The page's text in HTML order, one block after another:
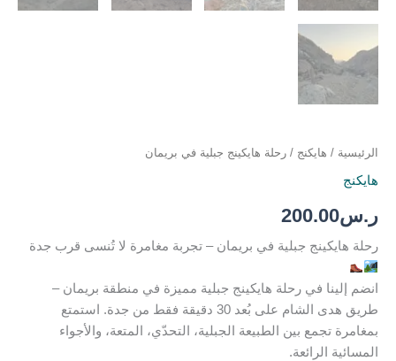
الرئيسية / هايكنج / رحلة هايكينج جبلية في بريمان
هايكنج
ر.س200.00
رحلة هايكينج جبلية في بريمان – تجربة مغامرة لا تُنسى قرب جدة
انضم إلينا في رحلة هايكينج جبلية مميزة في منطقة بريمان –
طريق هدى الشام على بُعد 30 دقيقة فقط من جدة. استمتع
بمغامرة تجمع بين الطبيعة الجبلية، التحدّي، المتعة، والأجواء
المسائية الرائعة.